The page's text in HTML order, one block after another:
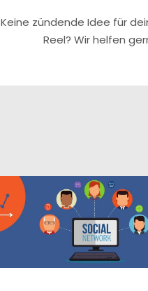
Keine zündende Idee für
Reel? Wir helfen